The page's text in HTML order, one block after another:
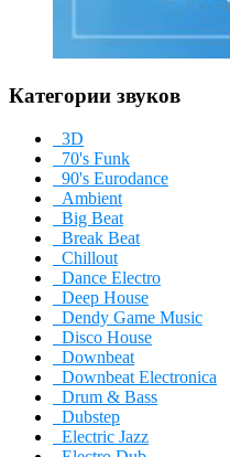
Категории звуков
3D
70's Funk
90's Eurodance
Ambient
Big Beat
Break Beat
Chillout
Dance Electro
Deep House
Dendy Game Music
Disco House
Downbeat
Downbeat Electronica
Drum & Bass
Dubstep
Electric Jazz